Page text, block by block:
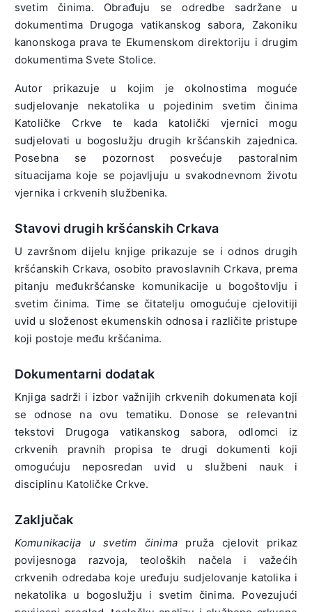
svetim činima. Obrađuju se odredbe sadržane u
dokumentima Drugoga vatikanskog sabora, Zakoniku
kanonskoga prava te Ekumenskom direktoriju i drugim
dokumentima Svete Stolice.
Autor prikazuje u kojim je okolnostima moguće
sudjelovanje nekatolika u pojedinim svetim činima
Katoličke Crkve te kada katolički vjernici mogu
sudjelovati u bogoslužju drugih kršćanskih zajednica.
Posebna se pozornost posvećuje pastoralnim
situacijama koje se pojavljuju u svakodnevnom životu
vjernika i crkvenih službenika.
Stavovi drugih kršćanskih Crkava
U završnom dijelu knjige prikazuje se i odnos drugih
kršćanskih Crkava, osobito pravoslavnih Crkava, prema
pitanju međukršćanske komunikacije u bogoštovlju i
svetim činima. Time se čitatelju omogućuje cjelovitiji
uvid u složenost ekumenskih odnosa i različite pristupe
koji postoje među kršćanima.
Dokumentarni dodatak
Knjiga sadrži i izbor važnijih crkvenih dokumenata koji
se odnose na ovu tematiku. Donose se relevantni
tekstovi Drugoga vatikanskog sabora, odlomci iz
crkvenih pravnih propisa te drugi dokumenti koji
omogućuju neposredan uvid u službeni nauk i
disciplinu Katoličke Crkve.
Zaključak
Komunikacija u svetim činima pruža cjelovit prikaz
povijesnoga razvoja, teoloških načela i važećih
crkvenih odredaba koje uređuju sudjelovanje katolika i
nekatolika u bogoslužju i svetim činima. Povezujući